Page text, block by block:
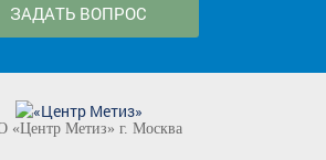
ЗАДАТЬ ВОПРОС
«Центр Метиз» г. Москва